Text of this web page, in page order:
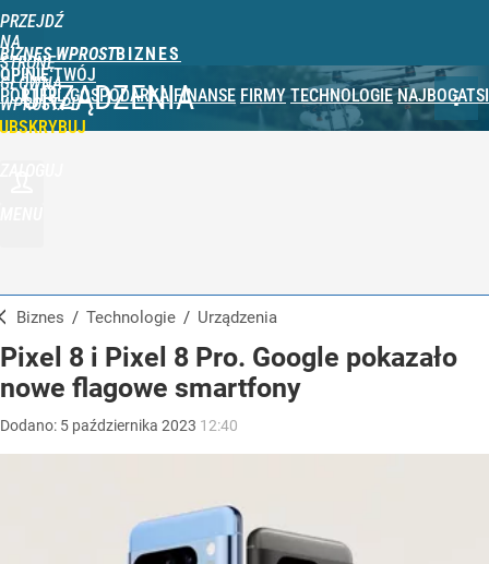
PRZEJDŹ
NA
STRONĘ
GŁÓWNĄ
WPROST.PL
BIZNES WPROST
OPINIE TWÓJ
PORTFEL GOSPODARKA FINANSE FIRMY TECHNOLOGIE NAJBOGATSI
URZĄDZENIA
Biznes / Technologie / Urządzenia
Pixel 8 i Pixel 8 Pro. Google pokazało
nowe flagowe smartfony
Dodano: 5 października 2023 12:40